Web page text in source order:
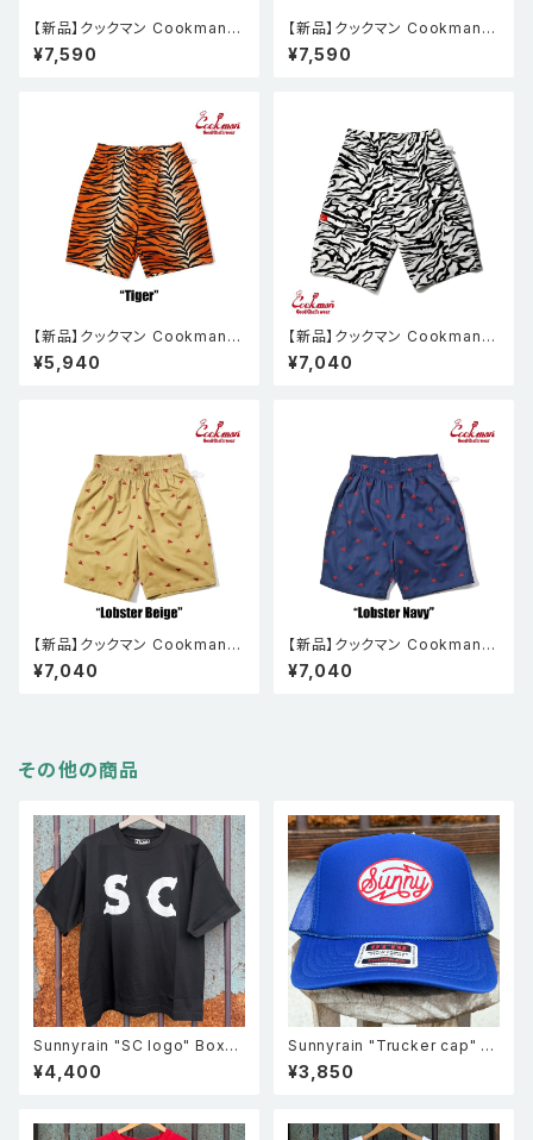
【新品】クックマン Cookman
シェフパンツ Chef Pants Sho
rt Light Leopard Beige
¥7,590
【新品】クックマン Cookman
シェフパンツ Chef Pants Sho
rt Light Tribal Camo
¥7,590
【新品】クックマン Cookman
シェフパンツ Chef Pants Sho
rt Tiger
¥5,940
【新品】クックマン Cookman
シェフパンツ Chef Pants Sho
rt Cargo Zebra
¥7,040
【新品】クックマン Cookman
シェフパンツ Chef Pants Sho
rt Embroidery Lobster Bei
¥7,040
【新品】クックマン Cookman
シェフパンツ Chef Pants Sho
rt Embroidery Lobster Nav
¥7,040
その他の商品
Sunnyrain "SC logo" Boxy
T shirts ボックスシルエット半
袖 Tシャツ Black
¥4,400
Sunnyrain "Trucker cap" メ
ッシュキャップ ブルー
¥3,850